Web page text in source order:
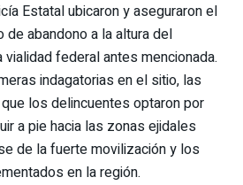
Estatal ubicaron y aseguraron el
abandono a la altura del
federal antes mencionada.
indagatorias en el sitio, las
los delincuentes optaron por
a pie hacia las zonas ejidales
de la fuerte movilización y los
en la región.